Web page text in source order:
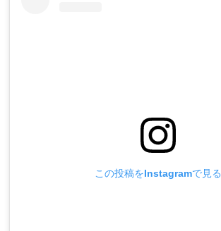
この投稿をInstagramで見る